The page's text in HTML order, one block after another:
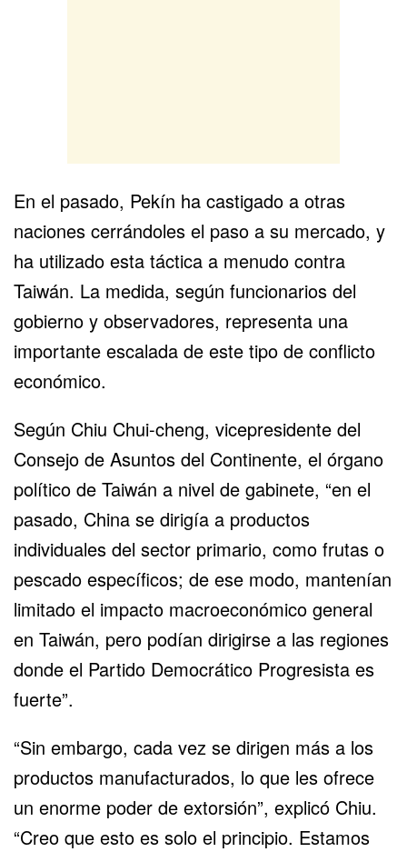
En el pasado, Pekín ha castigado a otras
naciones cerrándoles el paso a su mercado, y
ha utilizado esta táctica a menudo contra
Taiwán. La medida, según funcionarios del
gobierno y observadores, representa una
importante escalada de este tipo de conflicto
económico.
Según Chiu Chui-cheng, vicepresidente del
Consejo de Asuntos del Continente, el órgano
político de Taiwán a nivel de gabinete, “en el
pasado, China se dirigía a productos
individuales del sector primario, como frutas o
pescado específicos; de ese modo, mantenían
limitado el impacto macroeconómico general
en Taiwán, pero podían dirigirse a las regiones
donde el Partido Democrático Progresista es
fuerte”.
“Sin embargo, cada vez se dirigen más a los
productos manufacturados, lo que les ofrece
un enorme poder de extorsión”, explicó Chiu.
“Creo que esto es solo el principio. Estamos